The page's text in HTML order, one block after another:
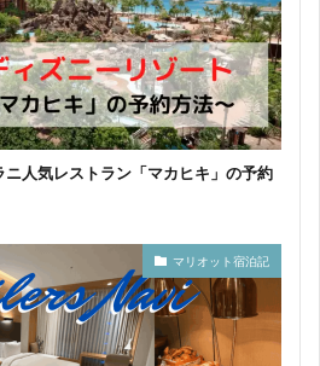
ニ人気レストラン「マカヒキ」の予約
マリオット宿泊記